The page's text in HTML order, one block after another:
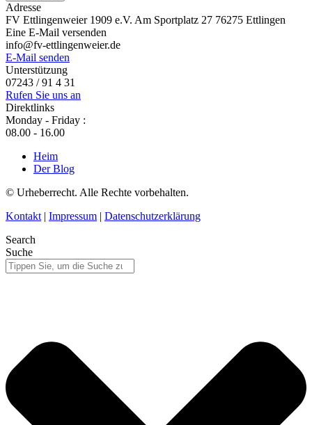
Adresse
FV Ettlingenweier 1909 e.V. Am Sportplatz 27 76275 Ettlingen
Eine E-Mail versenden
info@fv-ettlingenweier.de
E-Mail senden
Unterstützung
07243 / 91 4 31
Rufen Sie uns an
Direktlinks
Monday - Friday :
08.00 - 16.00
Heim
Der Blog
© Urheberrecht. Alle Rechte vorbehalten.
Kontakt | Impressum | Datenschutzerklärung
Search
Suche